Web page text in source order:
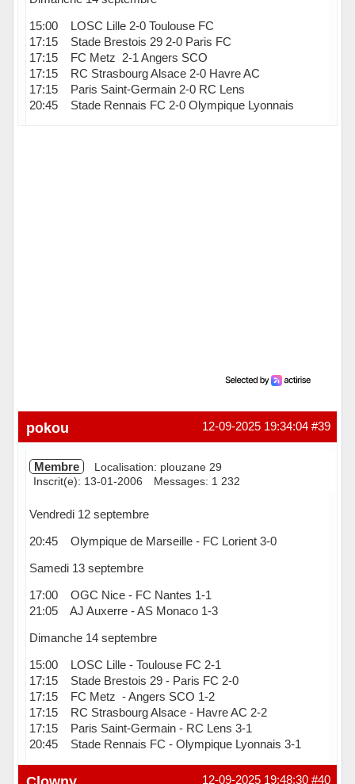
15:00 LOSC Lille 2-0 Toulouse FC
17:15 Stade Brestois 29 2-0 Paris FC
17:15 FC Metz 2-1 Angers SCO
17:15 RC Strasbourg Alsace 2-0 Havre AC
17:15 Paris Saint-Germain 2-0 RC Lens
20:45 Stade Rennais FC 2-0 Olympique Lyonnais
#39
12-09-2025 19:34:04
pokou
Membre
Localisation: plouzane 29
Inscrit(e): 13-01-2006
Messages: 1 232
Vendredi 12 septembre
20:45 Olympique de Marseille - FC Lorient 3-0
Samedi 13 septembre
17:00 OGC Nice - FC Nantes 1-1
21:05 AJ Auxerre - AS Monaco 1-3
Dimanche 14 septembre
15:00 LOSC Lille - Toulouse FC 2-1
17:15 Stade Brestois 29 - Paris FC 2-0
17:15 FC Metz - Angers SCO 1-2
17:15 RC Strasbourg Alsace - Havre AC 2-2
17:15 Paris Saint-Germain - RC Lens 3-1
20:45 Stade Rennais FC - Olympique Lyonnais 3-1
Hors ligne #40
12-09-2025 19:48:30